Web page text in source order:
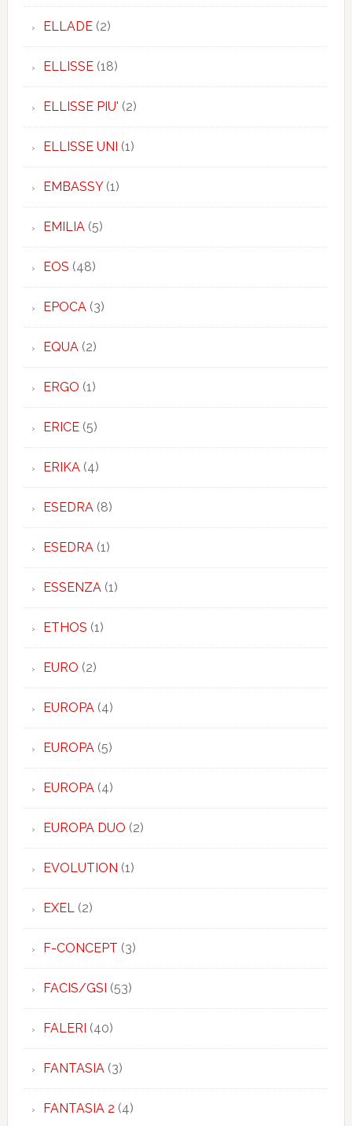
ELLADE(2)
ELLISSE(18)
ELLISSE PIU' (2)
ELLISSE UNI (1)
EMBASSY(1)
EMILIA(5)
EOS (48)
EPOCA(3)
EQUA(2)
ERGO (1)
ERICE(5)
ERIKA(4)
ESEDRA(8)
ESEDRA(1)
ESSENZA(1)
ETHOS (1)
EURO (2)
EUROPA(4)
EUROPA(5)
EUROPA(4)
EUROPA DUO (2)
EVOLUTION (1)
EXEL(2)
F-CONCEPT (3)
FACIS/GSI (53)
FALERI (40)
FANTASIA(3)
FANTASIA 2 (4)